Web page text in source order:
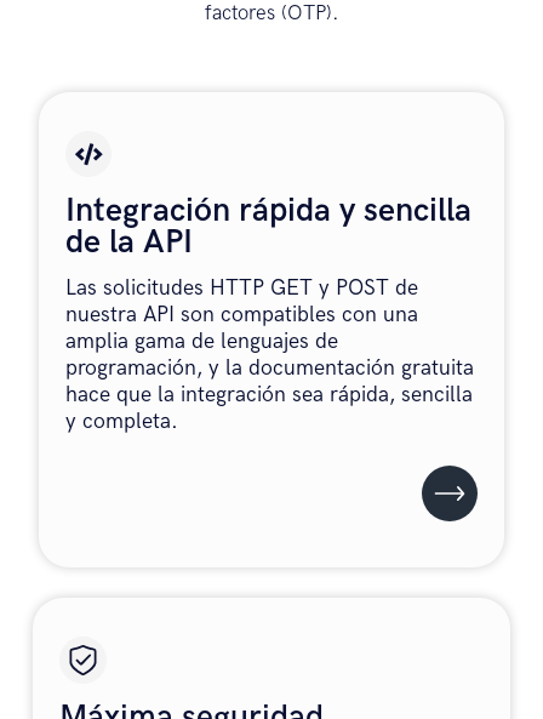
factores (OTP).
Integración rápida y sencilla
de la API
Las solicitudes HTTP GET y POST de
nuestra API son compatibles con una
amplia gama de lenguajes de
programación, y la documentación gratuita
hace que la integración sea rápida, sencilla
y completa.